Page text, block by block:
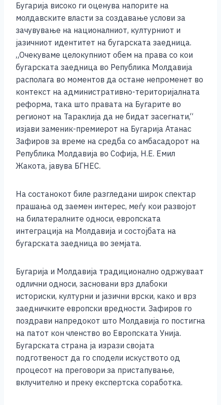
c
e
b
o
o
k
ss
e
n
g
er
tt
er
at
s
A
p
p
er ai
l
p
y
Li
n
k
Бугарија високо ги оценува напорите на
молдавските власти за создавање услови за
зачувување на националниот, културниот и
јазичниот идентитет на бугарската заедница.
„Очекуваме целокупниот обем на права со кои
бугарската заедница во Република Молдавија
располага во моментов да остане непроменет во
контекст на административно-територијалната
реформа, така што правата на Бугарите во
регионот на Тараклија да не бидат засегнати,“
изјави заменик-премиерот на Бугарија Атанас
Зафиров за време на средба со амбасадорот на
Република Молдавија во Софија, Н.Е. Емил
Жакота, јавува БГНЕС.
На состанокот биле разгледани широк спектар
прашања од заемен интерес, меѓу кои развојот
на билатералните односи, европската
интеграција на Молдавија и состојбата на
бугарската заедница во земјата.
Бугарија и Молдавија традиционално одржуваат
одлични односи, засновани врз длабоки
историски, културни и јазични врски, како и врз
заедничките европски вредности. Зафиров го
поздрави напредокот што Молдавија го постигна
на патот кон членство во Европската Унија.
Бугарската страна ја изрази својата
подготвеност да го сподели искуството од
процесот на преговори за пристапување,
вклучително и преку експертска соработка.